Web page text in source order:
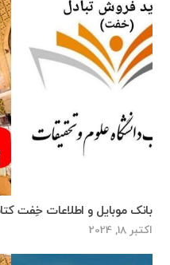
بانک موبایل و اطلاعات خِفت‌
اکتبر 18, 2024